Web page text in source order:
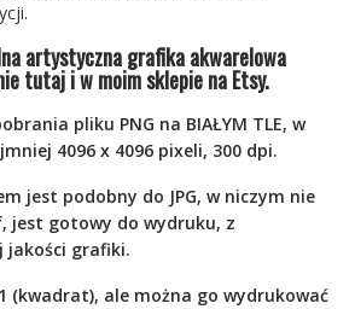
artystyczna grafika akwarelowa
tutaj i w moim sklepie na Etsy.
pliku PNG na BIAŁYM TLE, w
4096 x 4096 pixeli, 300 dpi.
jest podobny do JPG, w niczym nie
jest gotowy do wydruku, z
jakości grafiki.
(kwadrat), ale można go wydrukować